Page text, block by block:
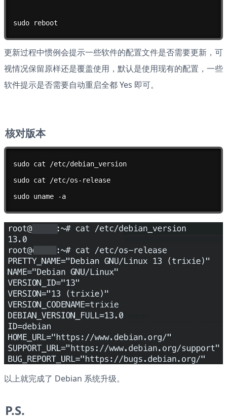
sudo reboot
更新过程中惯例会提示一些软件的配置文件是否需要更新，可
视情况保留原样还是覆盖使用，默认是使用现有的配置，一些
软件提示是否需要自动重启全都 Yes 即可。
核对版本
sudo cat /etc/debian_version
sudo cat /etc/os-release
sudo uname -a
以上就完成了 Debian 系统升级。
P.S.